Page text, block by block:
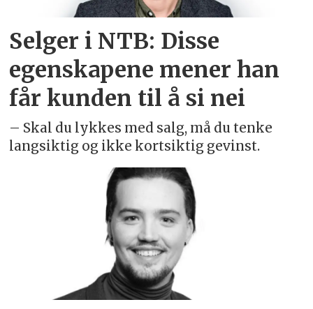
Selger i NTB: Disse
egenskapene mener han
får kunden til å si nei
– Skal du lykkes med salg, må du tenke
langsiktig og ikke kortsiktig gevinst.